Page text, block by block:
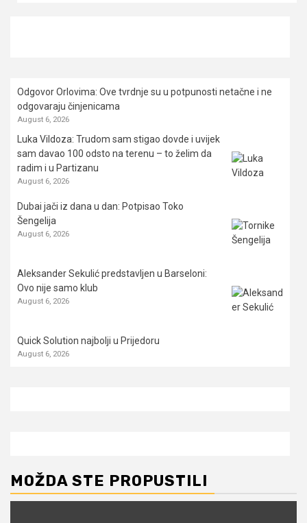
Odgovor Orlovima: ​Ove tvrdnje su u potpunosti netačne i ne
odgovaraju činjenicama
August 6, 2026
Luka Vildoza: Trudom sam stigao dovde i uvijek
sam davao 100 odsto na terenu – to želim da
radim i u Partizanu
August 6, 2026
Dubai jači iz dana u dan: Potpisao Toko
Šengelija
August 6, 2026
Aleksander Sekulić predstavljen u Barseloni:
Ovo nije samo klub
August 6, 2026
Quick Solution najbolji u Prijedoru
August 6, 2026
MOŽDA STE PROPUSTILI